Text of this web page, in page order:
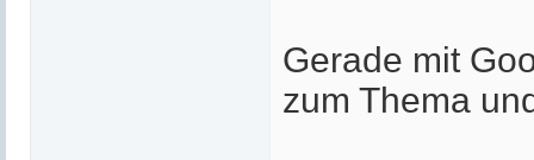
Gerade mit
zum Thema